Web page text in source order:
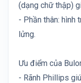
(dạng chữ thập)
- Phần thân: hình
lửng.
Ưu điểm của
- Rãnh Phillips